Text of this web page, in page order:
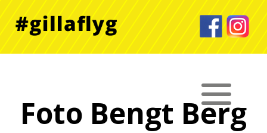
Foto Bengt Berg